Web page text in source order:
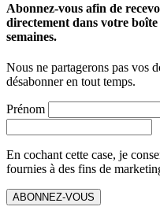
Abonnez-vous afin de
directement dans votre
semaines.
Nous ne partagerons pas vos
désabonner en tout temps.
Prénom
En cochant cette case, je
fournies à des fins de
ABONNEZ-VOUS